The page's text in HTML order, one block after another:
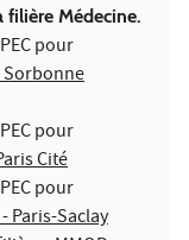
filière Médecine.
pour
Sorbonne
pour
Cité
pour
Paris-Saclay